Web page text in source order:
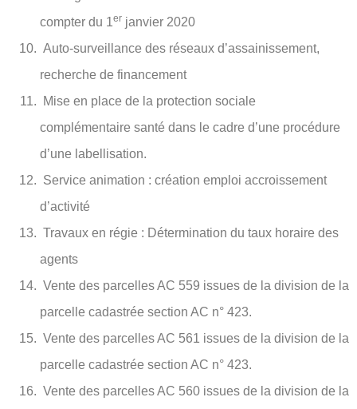
compter du 1er janvier 2020
Auto-surveillance des réseaux d’assainissement,
recherche de financement
Mise en place de la protection sociale
complémentaire santé dans le cadre d’une procédure
d’une labellisation.
Service animation : création emploi accroissement
d’activité
Travaux en régie : Détermination du taux horaire des
agents
Vente des parcelles AC 559 issues de la division de la
parcelle cadastrée section AC n° 423.
Vente des parcelles AC 561 issues de la division de la
parcelle cadastrée section AC n° 423.
Vente des parcelles AC 560 issues de la division de la